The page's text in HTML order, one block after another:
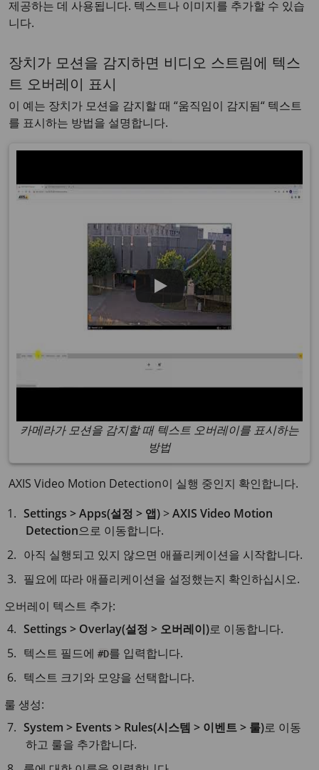
제공하는 데 사용됩니다. 텍스트나 이미지를 추가할 수 있습
니다.
장치가 모션을 감지하면 비디오 스트림에 텍스
트 오버레이 표시
이 예는 장치가 모션을 감지할 때 “움직임이 감지됨“ 텍스트
를 표시하는 방법을 설명합니다.
카메라가 모션을 감지할 때 텍스트 오버레이를 표시하는
방법
AXIS Video Motion Detection이 실행 중인지 확인합니다.
Settings > Apps(설정 > 앱)>AXIS Video Motion
Detection으로 이동합니다.
아직 실행되고 있지 않으면 애플리케이션을 시작합니다.
필요에 따라 애플리케이션을 설정했는지 확인하십시오.
오버레이 텍스트 추가:
Settings > Overlay(설정 > 오버레이)로 이동합니다.
텍스트 필드에#D를 입력합니다.
텍스트 크기와 모양을 선택합니다.
룰 생성:
System > Events > Rules(시스템 > 이벤트 > 룰)로 이동
하고 룰을 추가합니다.